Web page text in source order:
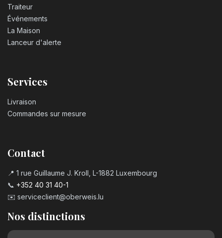
Traiteur
Événements
La Maison
Lanceur d'alerte
Services
Livraison
Commandes sur mesure
Contact
📍 1 rue Guillaume J. Kroll, L-1882 Luxembourg
📞 +352 40 31 40-1
✉️ serviceclient@oberweis.lu
Nos distinctions